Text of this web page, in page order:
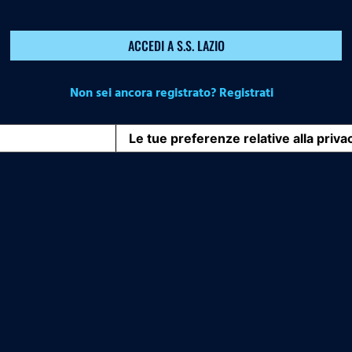
ACCEDI A S.S. LAZIO
Non sei ancora registrato? Registrati
Le tue preferenze relative alla